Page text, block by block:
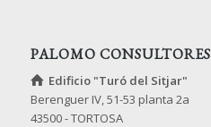
PALOMO CONSULTORES
Edificio "Turó del Sitjar"
Berenguer IV, 51-53 planta 2a
43500 - TORTOSA